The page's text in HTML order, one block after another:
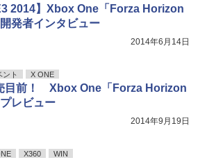
2014】Xbox One「Forza Horizon
発者インタビュー
2014年6月14日
ント X ONE
目前！ Xbox One「Forza Horizon
レビュー
2014年9月19日
X360 WIN